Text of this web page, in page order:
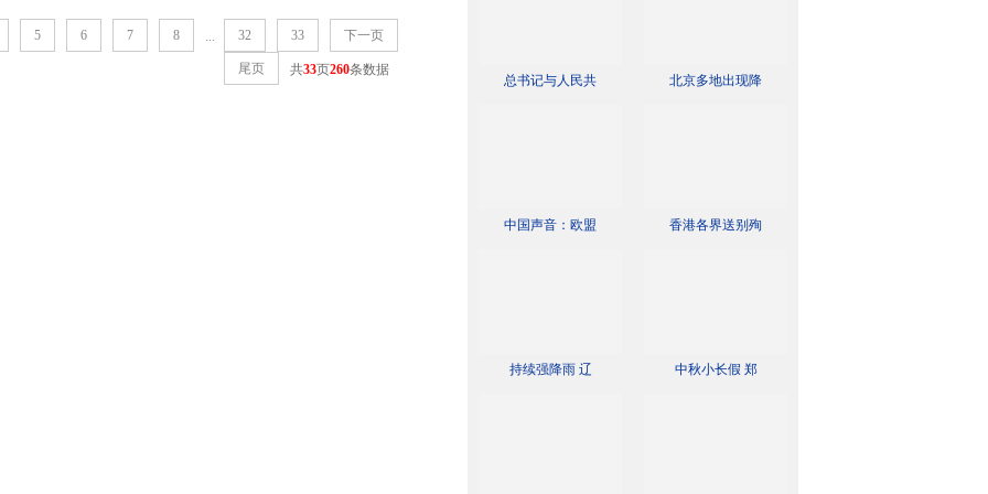
5 6 7 8 ... 32 33 下一页
尾页 共33页260条数据
总书记与人民共 北京多地出现降
中国声音：欧盟 香港各界送别殉
持续强降雨 辽 中秋小长假 郑